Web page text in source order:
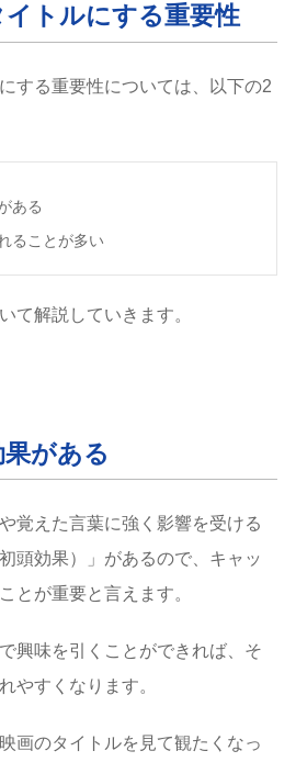
トルにする重要性
する重要性については、以下の2
ある
ることが多い
て解説していきます。
がある
覚えた言葉に強く影響を受ける
頭効果）」があるので、キャッ
とが重要と言えます。
興味を引くことができれば、そ
やすくなります。
画のタイトルを見て観たくなっ